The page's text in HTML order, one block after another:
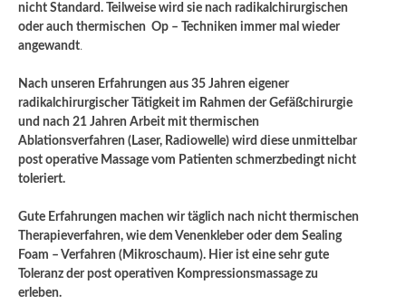
nicht Standard. Teilweise wird sie nach radikalchirurgischen
oder auch thermischen Op – Techniken immer mal wieder
angewandt.
Nach unseren Erfahrungen aus 35 Jahren eigener
radikalchirurgischer Tätigkeit im Rahmen der Gefäßchirurgie
und nach 21 Jahren Arbeit mit thermischen
Ablationsverfahren (Laser, Radiowelle) wird diese unmittelbar
post operative Massage vom Patienten schmerzbedingt nicht
toleriert.
Gute Erfahrungen machen wir täglich nach nicht thermischen
Therapieverfahren, wie dem Venenkleber oder dem Sealing
Foam – Verfahren (Mikroschaum). Hier ist eine sehr gute
Toleranz der post operativen Kompressionsmassage zu
erleben.